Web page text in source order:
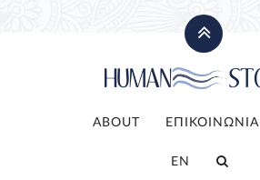
ABOUT ΕΠΙΚΟΙΝΩΝΙΑ
EN